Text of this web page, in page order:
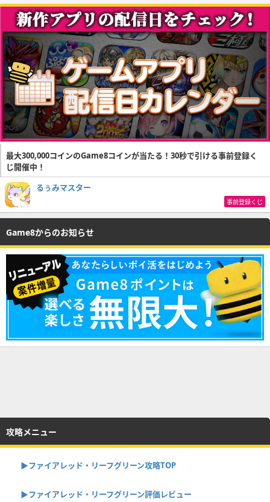
最大300,000コインのGame8コインが当たる！30秒で引ける事前登録く
じ開催中！
るぅみマスター
事前登録くじ
Game8からのお知らせ
攻略メニュー
▶︎ファイアレッド・リーフグリーン攻略TOP
▶︎ファイアレッド・リーフグリーン評価レビュー